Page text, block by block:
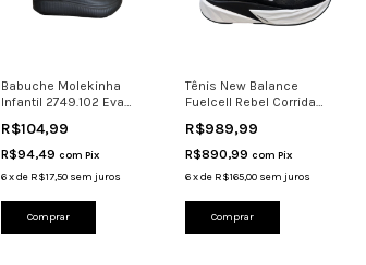
Babuche Molekinha
Infantil 2749.102 Eva
R$104,99
R$94,49 com Pix
6xde R$17,50 sem juros
Comprar
Tênis New Balance
Fuelcell Rebel Corrida
R$989,99
R$890,99 com Pix
6xde R$165,00 sem juros
Comprar